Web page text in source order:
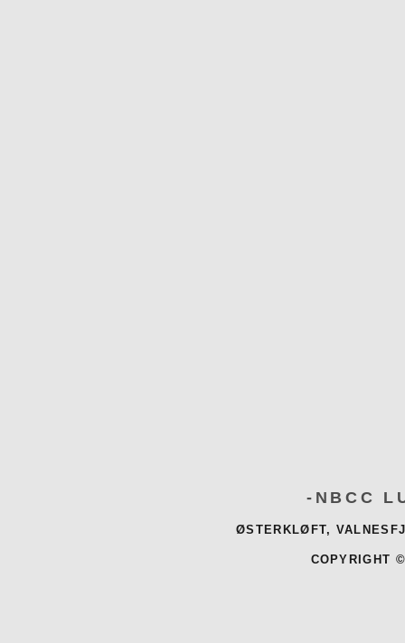
-NBCC
ØSTERKLØFT,
COPYRIGHT